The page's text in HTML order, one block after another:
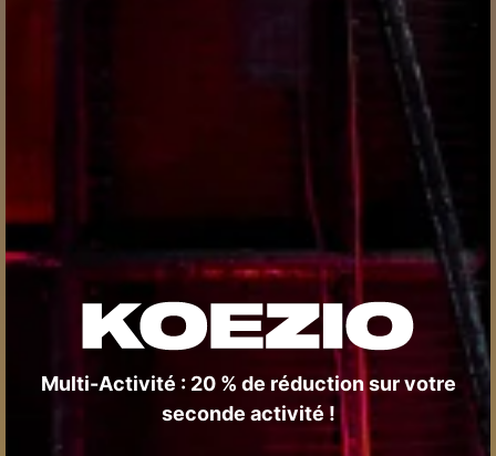
Multi-Activité : 20 % de réduction sur votre
seconde activité !